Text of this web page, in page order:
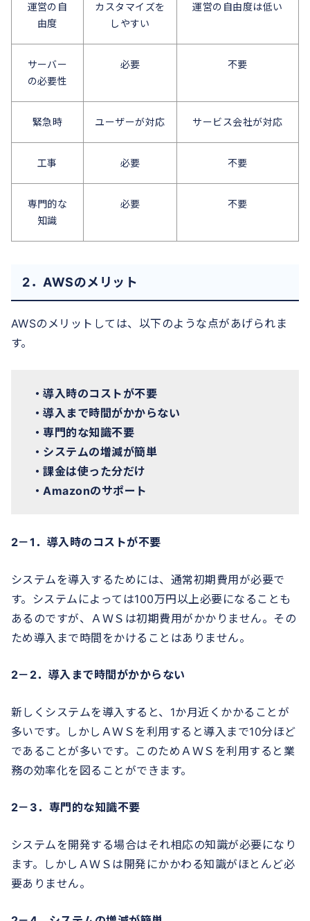
運営の自
由度
カスタマイズを
しやすい
運営の自由度は低い
サーバー
の必要性
必要 不要
緊急時 ユーザーが対応 サービス会社が対応
工事 必要 不要
専門的な
知識
必要 不要
2．AWSのメリット
AWSのメリットしては、以下のような点があげられま
す。
・導入時のコストが不要
・導入まで時間がかからない
・専門的な知識不要
・システムの増減が簡単
・課金は使った分だけ
・Amazonのサポート
2－1．導入時のコストが不要
システムを導入するためには、通常初期費用が必要で
す。システムによっては100万円以上必要になることも
あるのですが、ＡＷＳは初期費用がかかりません。その
ため導入まで時間をかけることはありません。
2－2．導入まで時間がかからない
新しくシステムを導入すると、1か月近くかかることが
多いです。しかしＡＷＳを利用すると導入まで10分ほど
であることが多いです。このためＡＷＳを利用すると業
務の効率化を図ることができます。
2－3．専門的な知識不要
システムを開発する場合はそれ相応の知識が必要になり
ます。しかしＡＷＳは開発にかかわる知識がほとんど必
要ありません。